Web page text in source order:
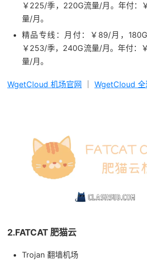
￥225/季，220G流量/月。年付：
量/月。
精品专线：月付：￥89/月，
￥253/季，240G流量/月。年付：
量/月。
WgetCloud 机场官网 WgetCloud 全
2.FATCAT 肥猫云
Trojan 翻墙机场